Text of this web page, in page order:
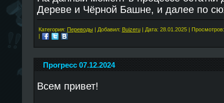
Дереве и Чёрной Башне, и далее по
Категория: Переводы| Добавил: Buizeru| Дата: 28.01.2025|
|
Прогресс 07.12.2024
Всем привет!